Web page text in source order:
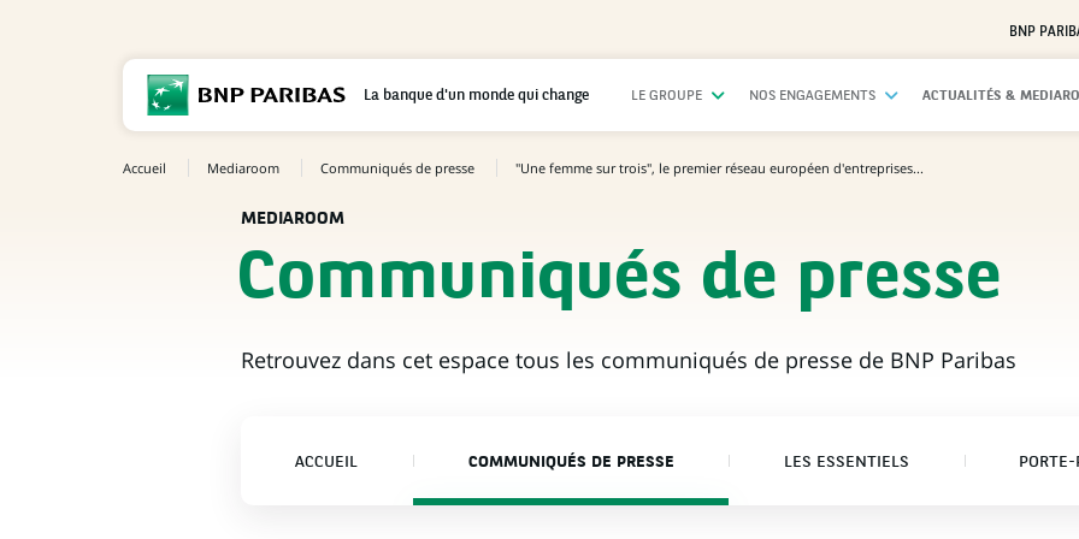
BNP
La banque d'un monde qui change LE GROUPE NOS ENGAGEMENTS ACTUALITÉS &
Accueil Mediaroom Communiqués de presse "Une femme sur trois", le premier réseau européen d'entreprises...
MEDIAROOM
Communiqués de presse
Retrouvez dans cet espace tous les communiqués de presse de BNP Paribas
ACCUEIL COMMUNIQUÉS DE PRESSE LES ESSENTIELS PORTE-